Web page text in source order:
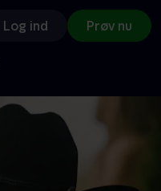
Log ind Prøv nu